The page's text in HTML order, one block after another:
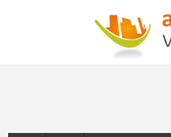
Les dernières actualités